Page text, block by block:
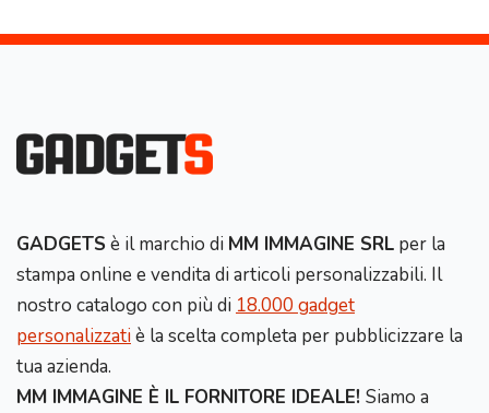
GADGETS è il marchio di MM IMMAGINE SRL per la
stampa online e vendita di articoli personalizzabili. Il
nostro catalogo con più di 18.000 gadget
personalizzatiè la scelta completa per pubblicizzare la
tua azienda.
MM IMMAGINE È IL FORNITORE IDEALE! Siamo a